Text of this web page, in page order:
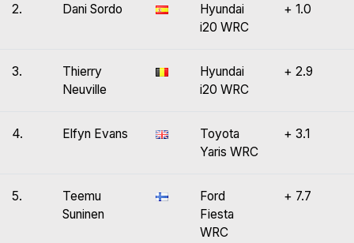
2. Dani Sordo
Hyundai
i20 WRC
+ 1.0
3.
Thierry
Neuville
Hyundai
i20 WRC
+ 2.9
4. Elfyn Evans
Toyota
Yaris WRC
+ 3.1
5.
Teemu
Suninen
Ford
Fiesta
WRC
+ 7.7